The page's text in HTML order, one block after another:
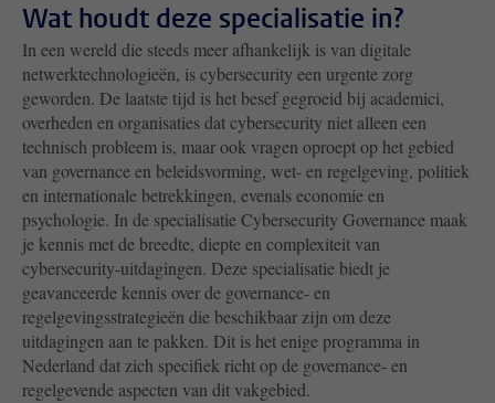
Wat houdt deze specialisatie in?
In een wereld die steeds meer afhankelijk is van digitale
netwerktechnologieën, is cybersecurity een urgente zorg
geworden. De laatste tijd is het besef gegroeid bij academici,
overheden en organisaties dat cybersecurity niet alleen een
technisch probleem is, maar ook vragen oproept op het gebied
van governance en beleidsvorming, wet- en regelgeving, politiek
en internationale betrekkingen, evenals economie en
psychologie. In de specialisatie Cybersecurity Governance maak
je kennis met de breedte, diepte en complexiteit van
cybersecurity-uitdagingen. Deze specialisatie biedt je
geavanceerde kennis over de governance- en
regelgevingsstrategieën die beschikbaar zijn om deze
uitdagingen aan te pakken. Dit is het enige programma in
Nederland dat zich specifiek richt op de governance- en
regelgevende aspecten van dit vakgebied.